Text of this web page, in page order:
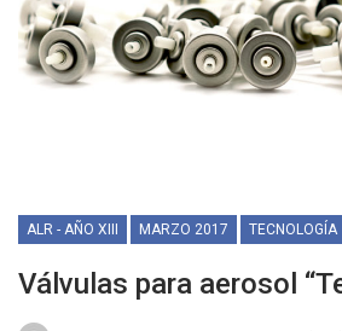
ALR - AÑO XIII MARZO 2017 TECNOLOGÍA
Válvulas para aerosol